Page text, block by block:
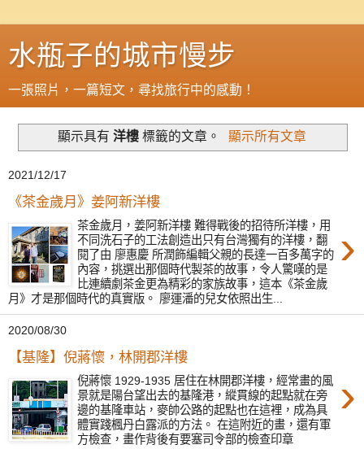
水瓶子的城市慢步
一張照片，一篇短文，尋找旅行中的感動！
顯示具有 洋樓標籤的文章。 顯示所有文章
2021/12/17
《茶金歲月》姜阿新洋樓
›
茶金歲月，姜阿新洋樓 難得戰後的招待所洋樓，用
不同洗石子的工法創造出只有台灣獨有的洋樓，翻
閱了由 廖惠慶 所潤飾編輯父親的長達一百多萬字的
內容，挑選出那個時代製茶的故事，令人驚嘆的是
比連續劇茶金更為精彩的家族故事，這本《茶金歲
月》才是那個時代的真實版。 廖運潘的兒女依照出生...
2020/08/30
【基隆】倪蔣懷，林開郡洋樓
›
倪蔣懷 1929-1935 居住在林開郡洋樓，經常畫的風
景就是陽台望出去的基隆港，縱貫線的起點就在旁
邊的基隆車站，麥帥公路的起點也在這裡，成為具
體實踐楓丹白露派的方法。 在這附近的畫，還有軍
方檢查，畫作背後有要塞司令部的檢查印章